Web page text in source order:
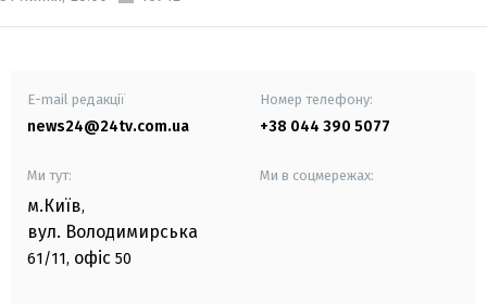
E-mail редакції
news24@24tv.com.ua
Номер телефону:
+38 044 390 5077
Ми тут:
м.Київ,
вул. Володимирська
61/11, офіс 50
Ми в соцмережах: